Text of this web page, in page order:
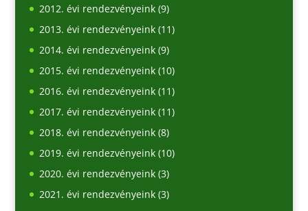
2012. évi rendezvényeink(9)
2013. évi rendezvényeink(11)
2014. évi rendezvényeink(9)
2015. évi rendezvényeink(10)
2016. évi rendezvényeink(11)
2017. évi rendezvényeink(11)
2018. évi rendezvényeink(8)
2019. évi rendezvényeink(10)
2020. évi rendezvényeink(3)
2021. évi rendezvényeink(3)